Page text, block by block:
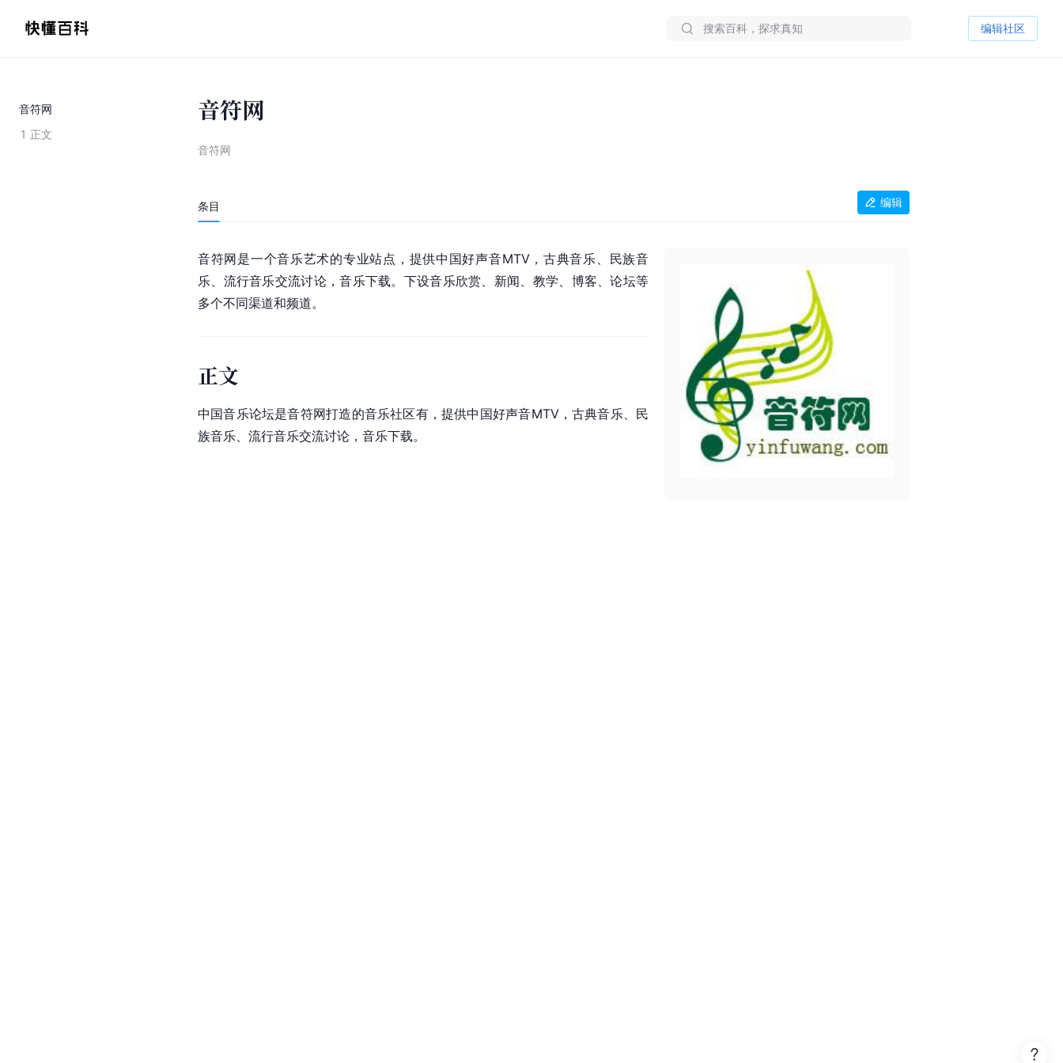
编辑社区
音符网
1 正文
音符网
音符网
条目 编辑
音符网是一个音乐艺术的专业站点，提供中国好声音MTV，古典音乐、 民族音
乐 、流行音乐交流讨论，音乐下载。下设音乐欣赏、新闻、教学、博客、论坛等
多个不同渠道和频道。
正文
中国音乐论坛是音符网打造的音乐社区有，提供中国好声音MTV，古典音乐、民
族音乐、流行音乐交流讨论，音乐下载。